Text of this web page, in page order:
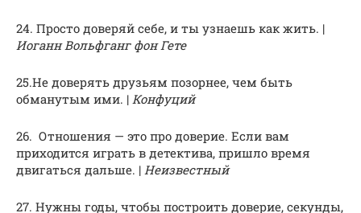
24. Просто доверяй себе, и ты узнаешь как жить. |
Иоганн Вольфганг фон Гете
25.Не доверять друзьям позорнее, чем быть
обманутым ими. | Конфуций
26. Отношения — это про доверие. Если вам
приходится играть в детектива, пришло время
двигаться дальше. | Неизвестный
27. Нужны годы, чтобы построить доверие, секунды,